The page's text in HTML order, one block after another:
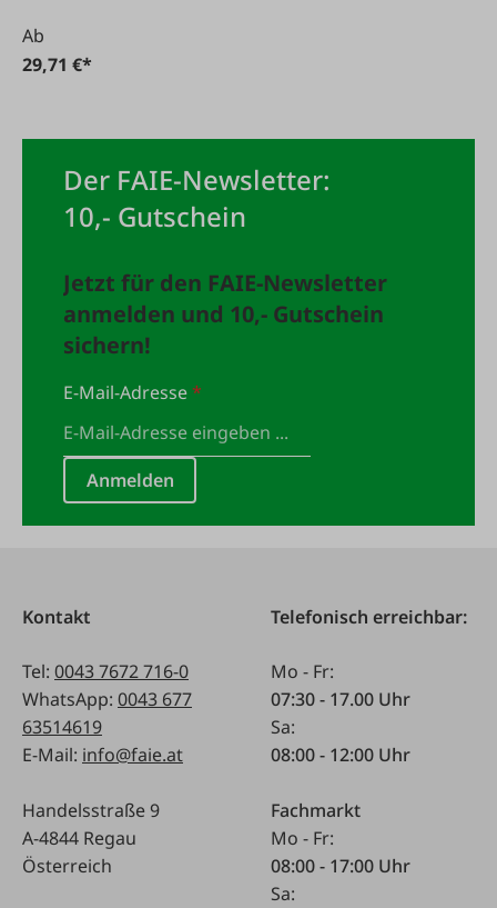
Ab
29,71 €*
Der FAIE-Newsletter:
10,- Gutschein
Jetzt für den FAIE-Newsletter
anmelden und 10,- Gutschein
sichern!
E-Mail-Adresse*
Anmelden
Kontakt
Tel: 0043 7672 716-0
WhatsApp: 0043 677
63514619
E-Mail: info@faie.at
Handelsstraße 9
A-4844 Regau
Österreich
Telefonisch erreichbar:
Mo - Fr:
07:30 - 17.00 Uhr
Sa:
08:00 - 12:00 Uhr
Fachmarkt
Mo - Fr:
08:00 - 17:00 Uhr
Sa: